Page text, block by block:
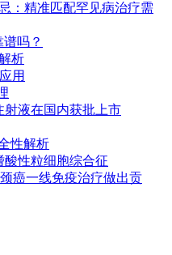
：精准匹配罕见病治疗需
吗？
析
用
液在国内获批上市
性解析
酸性粒细胞综合征
癌一线免疫治疗做出贡